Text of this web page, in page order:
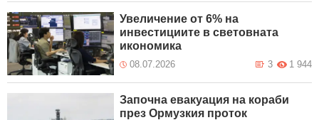
Увеличение от 6% на
инвестициите в световната
икономика
08.07.2026 1 944
3
Започна евакуация на кораби
през Ормузкия проток